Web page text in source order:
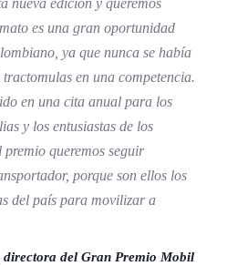
es una gran oportunidad
ya que nunca se había
en una competencia.
en una cita anual para los
y los entusiastas de los
queremos seguir
porque son ellos los
del país para movilizar a
directora del Gran Premio Mobil